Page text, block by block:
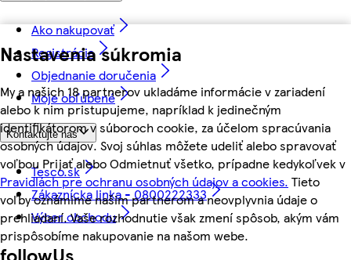
Nastavenia súkromia
My a našich 18 partnerov ukladáme informácie v zariadení
alebo k nim pristupujeme, napríklad k jedinečným
identifikátorom v súboroch cookie, za účelom spracúvania
osobných údajov. Svoj súhlas môžete udeliť alebo spravovať
voľbou Prijať alebo Odmietnuť všetko, prípadne kedykoľvek v
Pravidlách pre ochranu osobných údajov a cookies. Tieto
voľby oznámime našim partnerom a neovplyvnia údaje o
prehliadaní. Vaše rozhodnutie však zmení spôsob, akým vám
prispôsobíme nakupovanie na našom webe.
Ako nakupovať
Registrácia
Objednanie doručenia
Moje obľúbené
Kontaktujte nás
Tesco.sk
Zákaznícka linka - 0800222333
Výber obchodu
followUs